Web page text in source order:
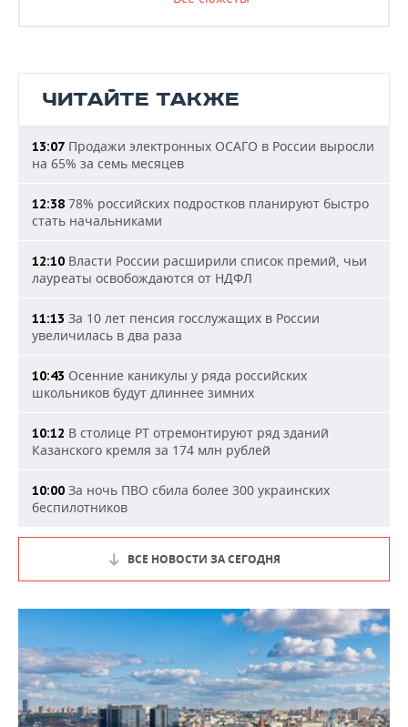
ЧИТАЙТЕ ТАКЖЕ
13:07 Продажи электронных ОСАГО в России выросли
на 65% за семь месяцев
12:38 78% российских подростков планируют быстро
стать начальниками
12:10 Власти России расширили список премий, чьи
лауреаты освобождаются от НДФЛ
11:13 За 10 лет пенсия госслужащих в России
увеличилась в два раза
10:43 Осенние каникулы у ряда российских
школьников будут длиннее зимних
10:12 В столице РТ отремонтируют ряд зданий
Казанского кремля за 174 млн рублей
10:00 За ночь ПВО сбила более 300 украинских
беспилотников
ВСЕ НОВОСТИ ЗА СЕГОДНЯ